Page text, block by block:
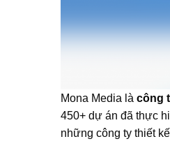
Mona Media là công
450+ dự án đã thực
những công ty thiết